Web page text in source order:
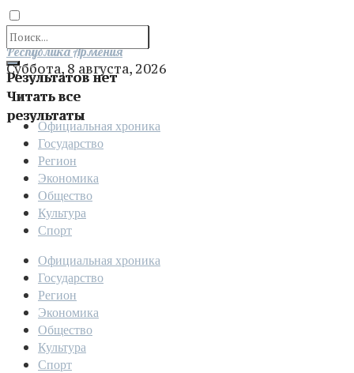
Результатов нет
Читать все
результаты
Отправить
Республика Армения
Суббота, 8 августа, 2026
Официальная хроника
Государство
Регион
Экономика
Общество
Культура
Спорт
Официальная хроника
Государство
Регион
Экономика
Общество
Культура
Спорт